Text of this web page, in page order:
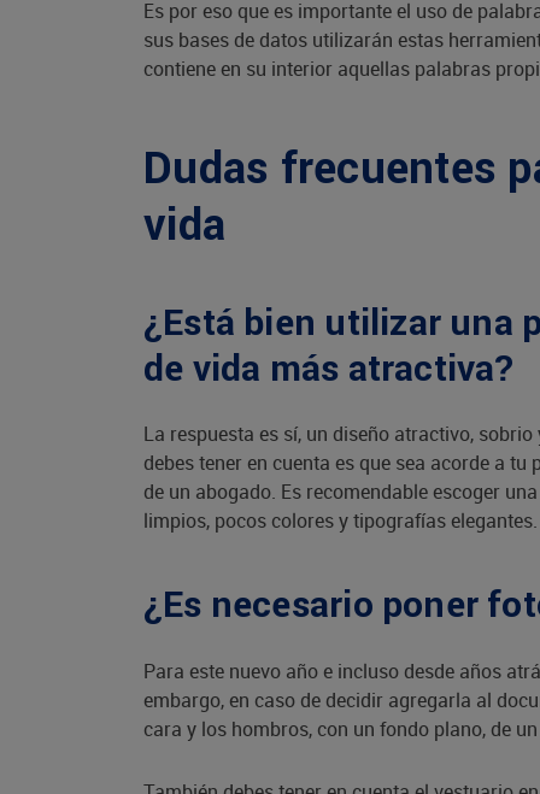
Es por eso que es importante el uso de
sus bases de datos utilizarán estas
contiene en su interior aquellas palabras
Dudas frecuentes
vida
¿Está bien utilizar una
de vida más atractiva?
La respuesta es sí, un diseño atractivo,
debes tener en cuenta es que sea acorde a
de un abogado. Es recomendable escoger
limpios, pocos colores y tipografías elegantes.
¿Es necesario poner
Para este nuevo año e incluso desde años
embargo, en caso de decidir agregarla al
cara y los hombros, con un fondo plano, de